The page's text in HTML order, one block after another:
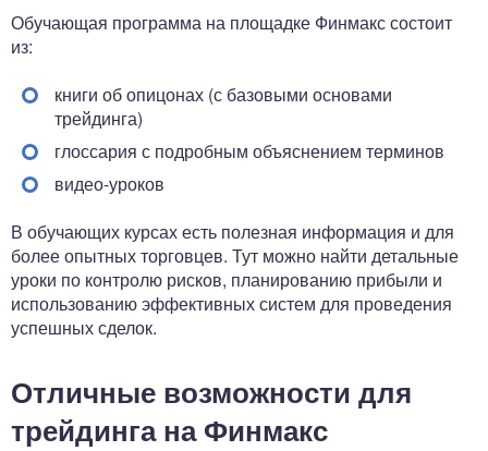
Обучающая программа на площадке Финмакс состоит
из:
книги об опицонах (с базовыми основами
трейдинга)
глоссария с подробным объяснением терминов
видео-уроков
В обучающих курсах есть полезная информация и для
более опытных торговцев. Тут можно найти детальные
уроки по контролю рисков, планированию прибыли и
использованию эффективных систем для проведения
успешных сделок.
Отличные возможности для
трейдинга на Финмакс